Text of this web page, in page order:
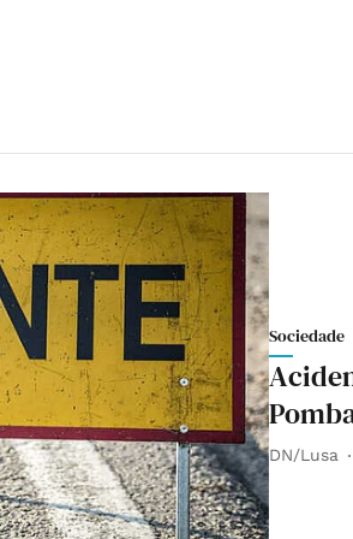
Sociedade
DN/Lusa